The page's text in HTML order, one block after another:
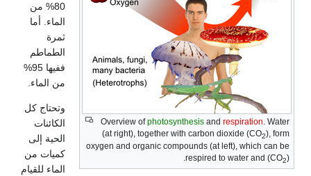
Overview ofphotosynthesis and respiration. Water
(at right), together with carbon dioxide (CO2), form
oxygen and organic compounds (at left), which can be
respired to water and (CO2).
80% من
الماء. أما
ثمرة
الطماطم
ففيها 95%
من الماء.
وتحتاج كل
الكائنات
الحية إلى
كميات من
الماء للقيام